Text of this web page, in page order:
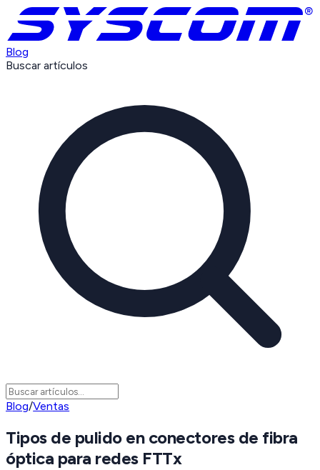
Blog
Buscar artículos
Blog/Ventas
Tipos de pulido en conectores de fibra
óptica para redes FTTx